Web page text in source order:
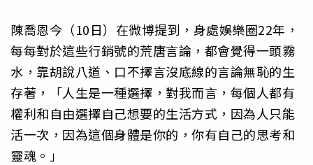
陳喬恩今（10日）在微博提到，身處娛樂圈22年，
每每對於這些行銷號的荒唐言論，都會覺得一頭霧
水，靠胡說八道、口不擇言沒底線的言論無恥的生
存著，「人生是一種選擇，對我而言，每個人都有
權利和自由選擇自己想要的生活方式，因為人只能
活一次，因為這個身體是你的，你有自己的思考和
靈魂。」